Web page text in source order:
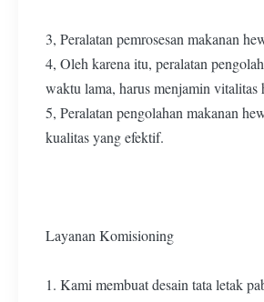
3, Peralatan pemrosesan makanan
4, Oleh karena itu, peralatan
waktu lama, harus menjamin vitalitas
5, Peralatan pengolahan makanan
kualitas yang efektif.
Layanan Komisioning
1. Kami membuat desain tata letak